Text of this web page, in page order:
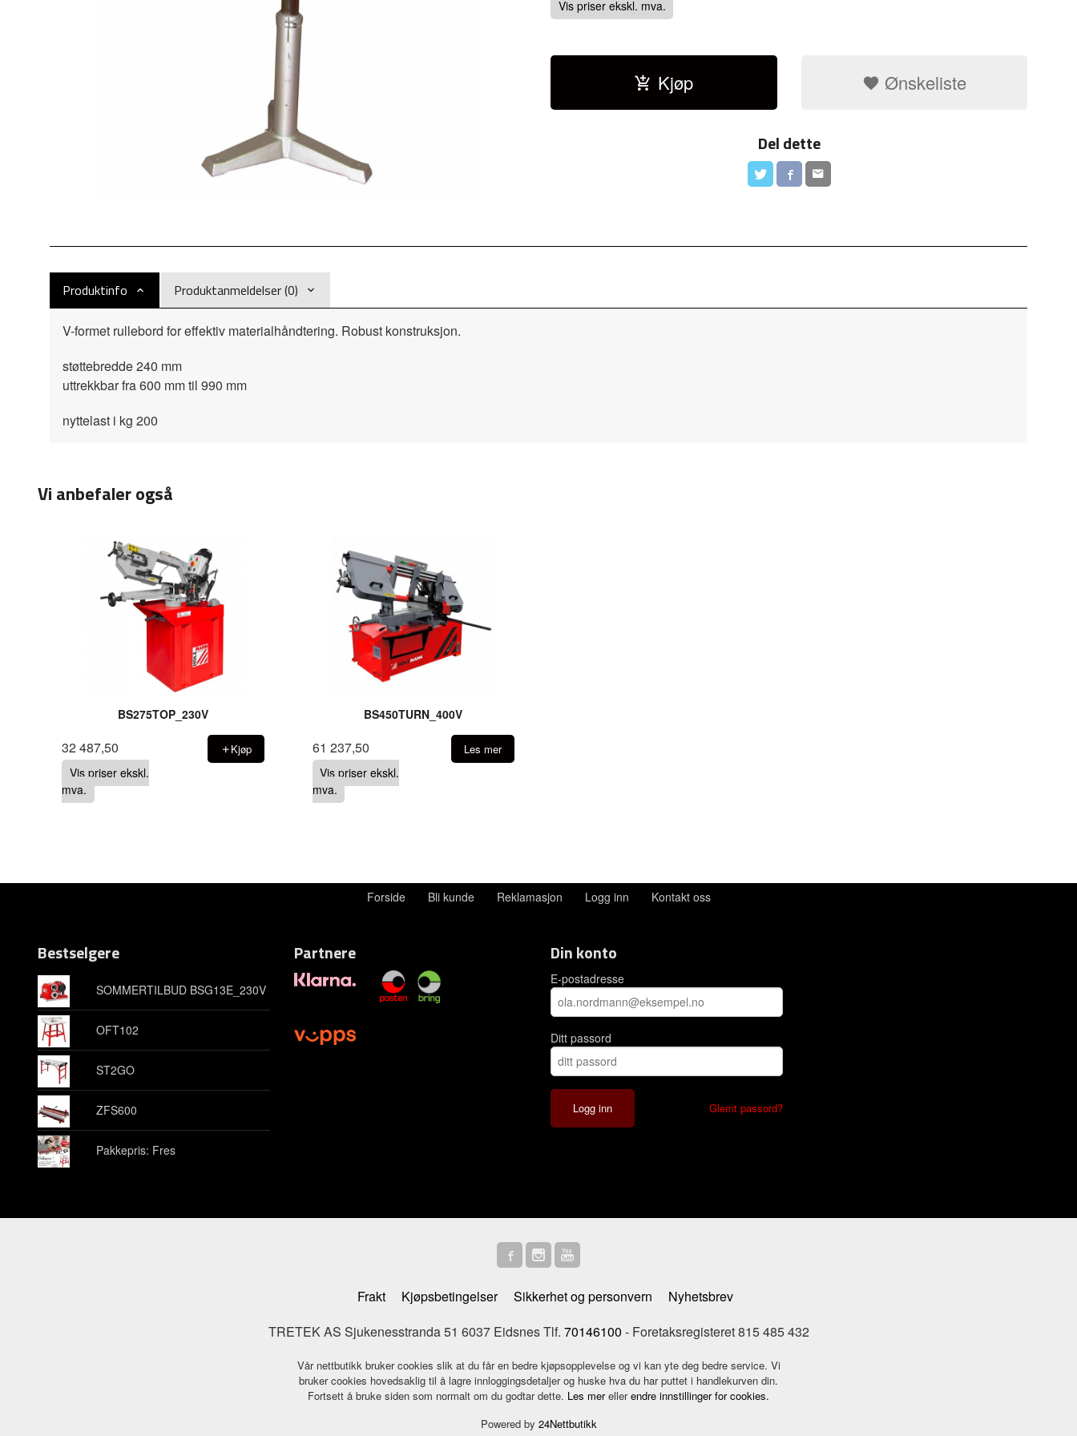
Vis priser ekskl. mva.
Kjøp Ønskeliste
Del dette
Produktinfo Produktanmeldelser (0)
V-formet rullebord for effektiv materialhåndtering. Robust konstruksjon.
støttebredde 240 mm
uttrekkbar fra 600 mm til 990 mm
nyttelast i kg 200
Vi anbefaler også
BS275TOP_230V
32 487,50
Vis priser ekskl.
mva.
Kjøp
BS450TURN_400V
61 237,50
Vis priser ekskl.
mva.
Les mer
Forside Bli kunde Reklamasjon Logg inn Kontakt oss
Bestselgere
SOMMERTILBUD BSG13E_230V
OFT102
ST2GO
ZFS600
Pakkepris: Fres
Partnere Din konto
E-postadresse
Ditt passord
Glemt passord?
Frakt Kjøpsbetingelser Sikkerhet og personvern
Nyhetsbrev
TRETEK AS Sjukenesstranda 51 6037 Eidsnes Tlf. 70146100 - Foretaksregisteret 815 485 432
Vår nettbutikk bruker cookies slik at du får en bedre kjøpsopplevelse og vi kan yte deg bedre service. Vi
bruker cookies hovedsaklig til å lagre innloggingsdetaljer og huske hva du har puttet i handlekurven din.
Fortsett å bruke siden som normalt om du godtar dette. Les merellerendre innstillinger for cookies.
Powered by 24Nettbutikk